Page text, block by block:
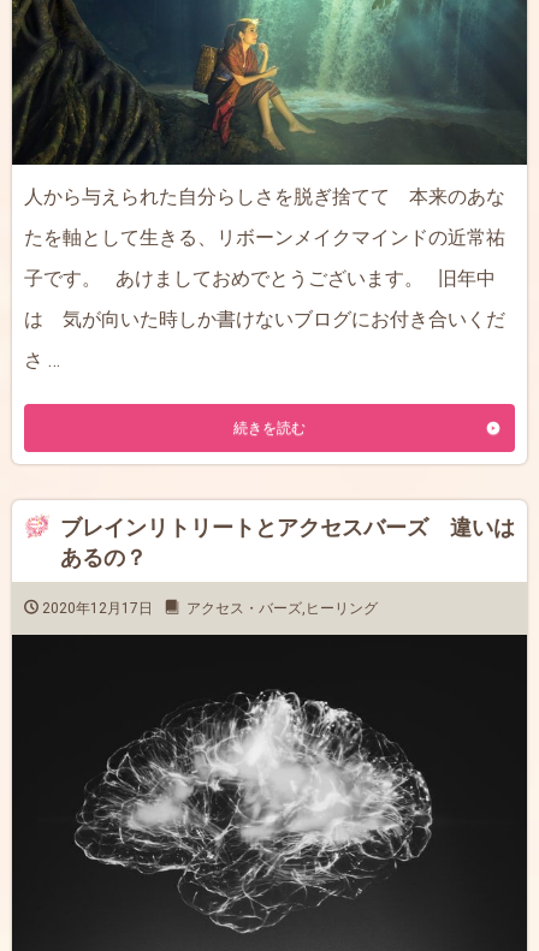
人から与えられた自分らしさを脱ぎ捨てて 本来のあな
たを軸として生きる、リボーンメイクマインドの近常祐
子です。 あけましておめでとうございます。 旧年中
は 気が向いた時しか書けないブログにお付き合いくだ
さ …
続きを読む
ブレインリトリートとアクセスバーズ 違いは
あるの？
2020年12月17日 アクセス・バーズ ヒーリング